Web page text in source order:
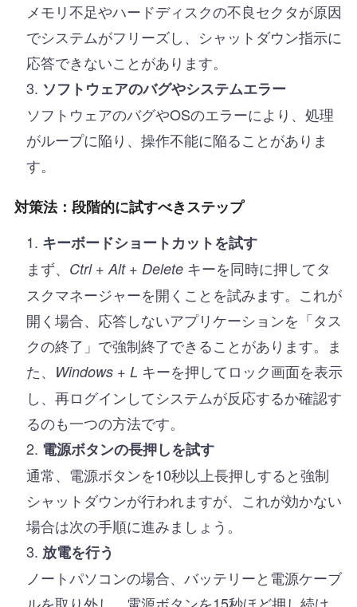
メモリ不足やハードディスクの不良セクタが原因
でシステムがフリーズし、シャットダウン指示に
応答できないことがあります。
ソフトウェアのバグやシステムエラー
ソフトウェアのバグやOSのエラーにより、処理
がループに陥り、操作不能に陥ることがありま
す。
対策法：段階的に試すべきステップ
キーボードショートカットを試す
まず、 Ctrl + Alt + Deleteキーを同時に押してタ
スクマネージャーを開くことを試みます。これが
開く場合、応答しないアプリケーションを「タス
クの終了」で強制終了できることがあります。ま
た、
Windows + L キーを押してロック画面を表示
し、再ログインしてシステムが反応するか確認す
るのも一つの方法です。
電源ボタンの長押しを試す
通常、電源ボタンを10秒以上長押しすると強制
シャットダウンが行われますが、これが効かない
場合は次の手順に進みましょう。
放電を行う
ノートパソコンの場合、バッテリーと電源ケーブ
ルを取り外し、電源ボタンを15秒ほど押し続け